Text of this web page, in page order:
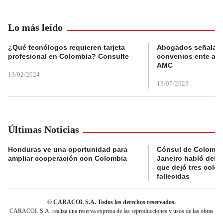
Lo más leído
¿Qué tecnólogos requieren tarjeta
profesional en Colombia? Consulte
13/02/2024
Abogados
convenios ente
AMC
13/07/2023
Últimas Noticias
Honduras ve una oportunidad para
ampliar cooperación con Colombia
Cónsul de
Janeiro habló del
que dejó tres
fallecidas
© CARACOL S.A. Todos los derechos reservados.
CARACOL S.A. realiza una reserva expresa de las reproducciones y usos de las obras